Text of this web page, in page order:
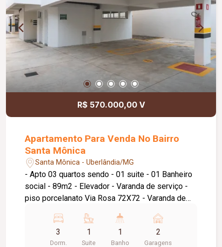
R$ 570.000,00 V
Apartamento Para Venda No Bairro
Santa Mônica
Santa Mônica - Uberlândia/MG
- Apto 03 quartos sendo - 01 suite - 01 Banheiro
social - 89m2 - Elevador - Varanda de serviço -
piso porcelanato Via Rosa 72X72 - Varanda de
mts UFU Santa Mônica - 01 Vaga de garagem pra
02 carros pequenos
3
Dorm.
1
Suite
1
Banho
2
Garagens